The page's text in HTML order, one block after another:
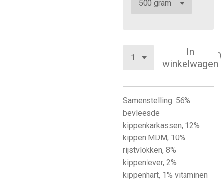
In
winkelwagen
Samenstelling: 56%
bevleesde
kippenkarkassen, 12%
kippen MDM, 10%
rijstvlokken, 8%
kippenlever, 2%
kippenhart, 1% vitaminen